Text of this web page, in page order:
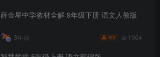
薛金星中学教材全解 9年级下册 语文人教版
3年前 ￥3 1964